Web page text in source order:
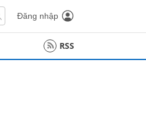
Đăng nhập
RSS